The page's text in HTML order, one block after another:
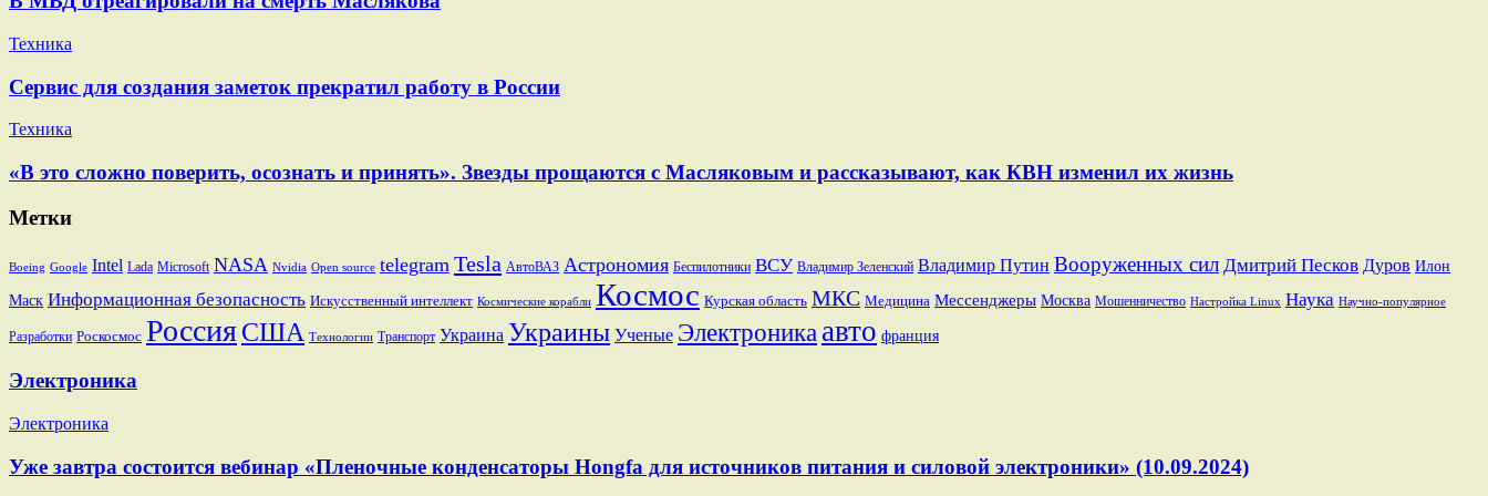
Техника
Сервис для создания заметок прекратил работу в России
Техника
«В это сложно поверить, осознать и принять». Звезды прощаются с Масляковым и рассказывают, как КВН изменил их жизнь
Метки
Boeing Google Intel Lada Microsoft NASA Nvidia Open source telegram Tesla АвтоВАЗ Астрономия Беспилотники ВСУ Владимир Зеленский Владимир Путин Вооруженных сил Дмитрий Песков Дуров Илон
Маск Информационная безопасность Искусственный интеллект Космические корабли Космос Курская область МКС Медицина Мессенджеры Москва Мошенничество Настройка Linux Наука Научно-популярное
Разработки Роскосмос РоссияСША Технологии Транспорт Украина Украины Ученые Электроника авто франция
Электроника
Электроника
Уже завтра состоится вебинар «Пленочные конденсаторы Hongfa для источников питания и силовой электроники» (10.09.2024)